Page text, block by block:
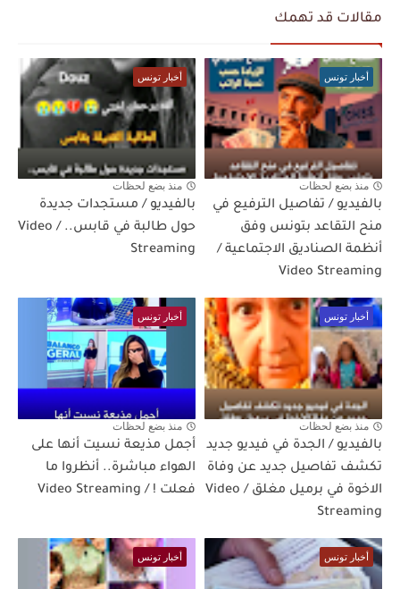
مقالات قد تهمك
أخبار تونس
منذ بضع لحظات
بالفيديو / تفاصيل الترفيع في
منح التقاعد بتونس وفق
أنظمة الصناديق الاجتماعية /
Video Streaming
أخبار تونس
منذ بضع لحظات
بالفيديو / مستجدات جديدة
حول طالبة في قابس.. / Video
Streaming
أخبار تونس
منذ بضع لحظات
بالفيديو / الجدة في فيديو جديد
تكشف تفاصيل جديد عن وفاة
الاخوة في برميل مغلق / Video
Streaming
أخبار تونس
منذ بضع لحظات
أجمل مذيعة نسيت أنها على
الهواء مباشرة.. أنظروا ما
فعلت ! / Video Streaming
أخبار تونس أخبار تونس